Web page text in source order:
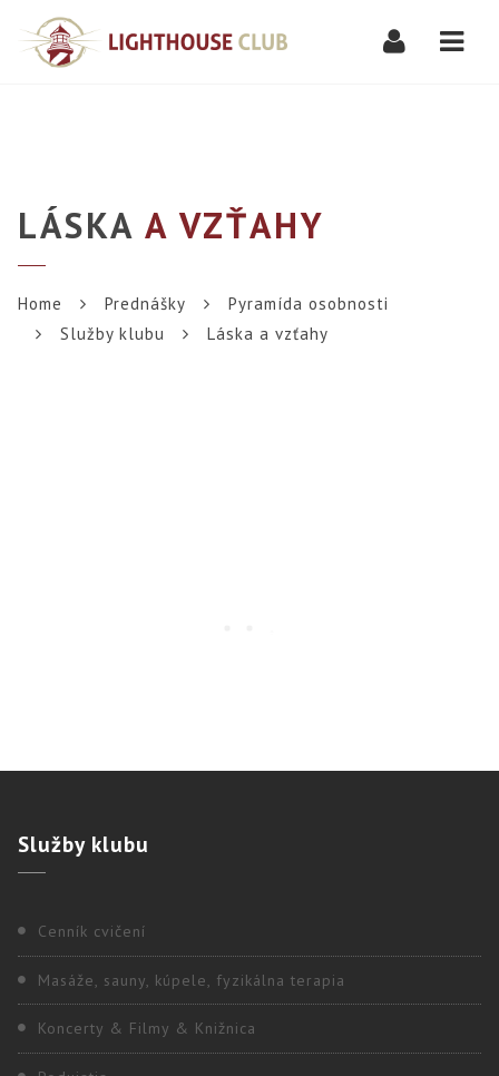
LÁSKA A VZŤAHY
Home Prednášky
Pyramída osobnosti
Služby klubu
Láska a vzťahy
Službyklubu
Cenník cvičení
Masáže, sauny, kúpele, fyzikálna terapia
Koncerty & Filmy & Knižnica